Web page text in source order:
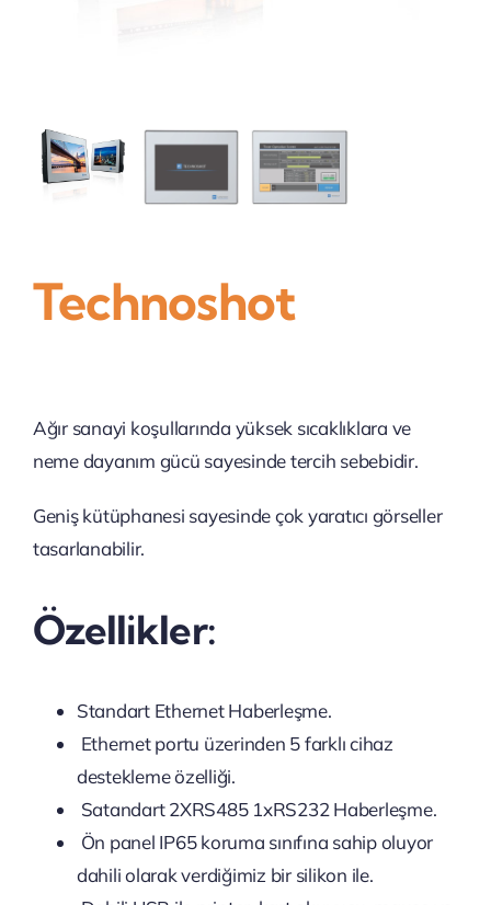
Technoshot
Ağır sanayi koşullarında yüksek sıcaklıklara ve
neme dayanım gücü sayesinde tercih sebebidir.
Geniş kütüphanesi sayesinde çok yaratıcı görseller
tasarlanabilir.
Özellikler:
Standart Ethernet Haberleşme.
Ethernet portu üzerinden 5 farklı cihaz
destekleme özelliği.
Satandart 2XRS485 1xRS232 Haberleşme.
Ön panel IP65 koruma sınıfına sahip oluyor
dahili olarak verdiğimiz bir silikon ile.